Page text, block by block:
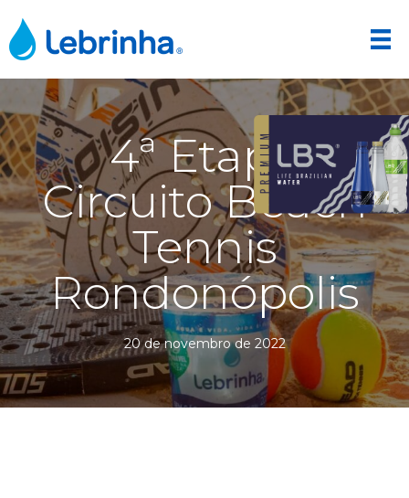
4ª Etapa
Circuito Beach
Tennis
Rondonópolis
20 de novembro de 2022